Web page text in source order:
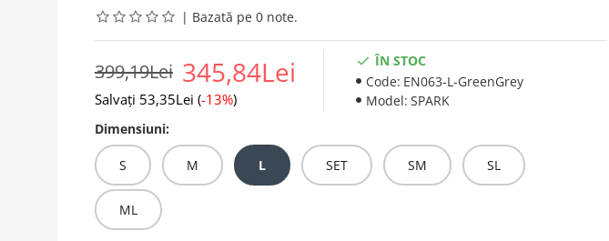
| Bazată pe 0 note.
345,84Lei
399,19Lei
Salvați 53,35Lei (-13%)
ÎN STOC
Code: EN063-L-GreenGrey
Model: SPARK
Dimensiuni:
S M L SET SM SL
ML